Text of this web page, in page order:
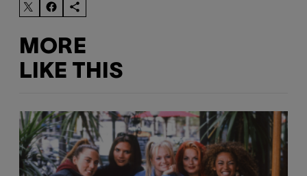
MORE
LIKE THIS